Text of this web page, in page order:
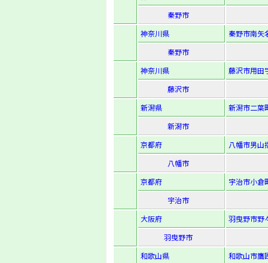
秦野市
神奈川県
秦野市南矢
秦野市
神奈川県
藤沢市用田
藤沢市
新潟県
新潟市二葉
新潟市
京都府
八幡市男山
八幡市
京都府
宇治市小倉
宇治市
大阪府
羽曳野市野
羽曳野市
和歌山県
和歌山市鷹